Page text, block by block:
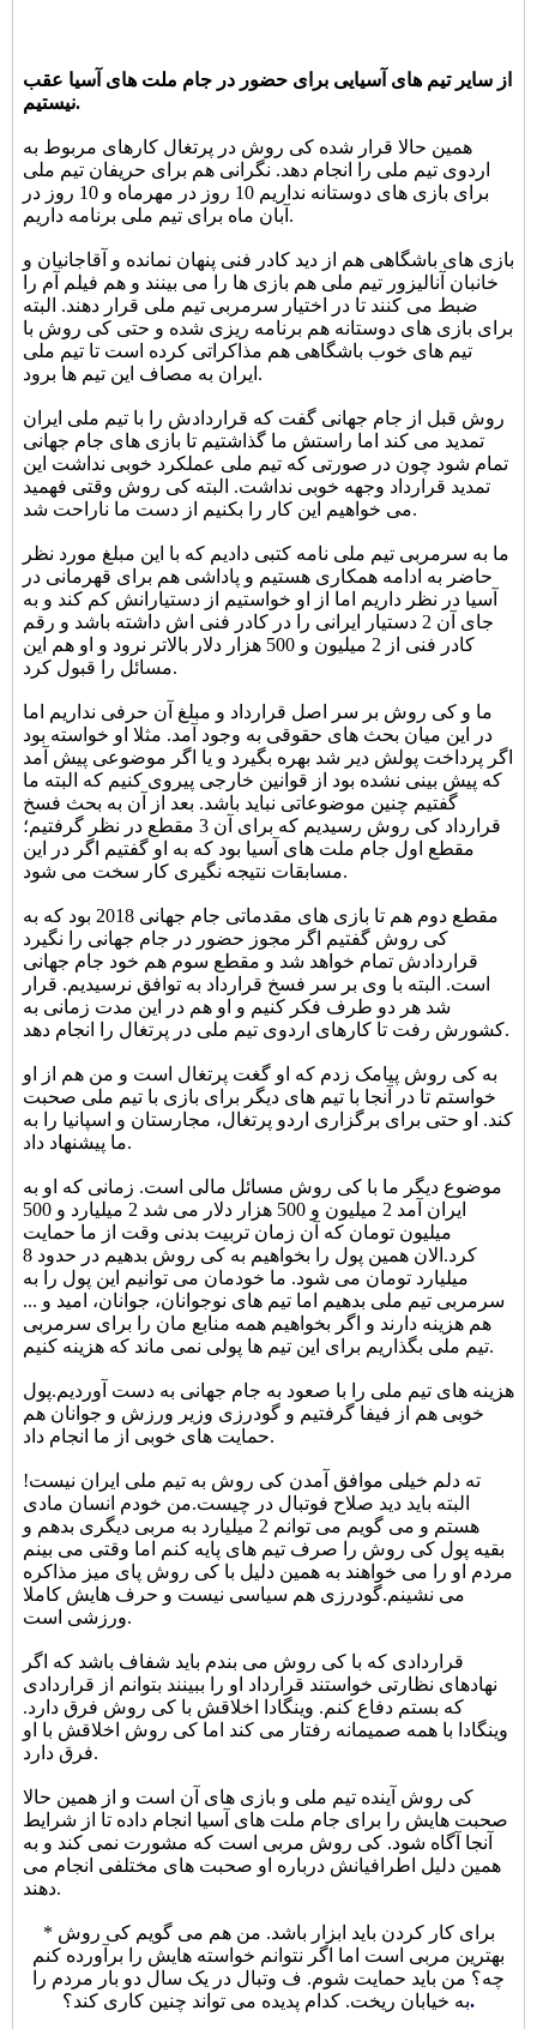
از سایر تیم های آسیایی برای حضور در جام ملت های آسیا عقب
نیستیم.
همین حالا قرار شده کی روش در پرتغال کارهای مربوط به
اردوی تیم ملی را انجام دهد. نگرانی هم برای حریفان تیم ملی
برای بازی های دوستانه نداریم 10 روز در مهرماه و 10 روز در
آبان ماه برای تیم ملی برنامه داریم.
بازی های باشگاهی هم از دید کادر فنی پنهان نمانده و آقاجانیان و
خانبان آنالیزور تیم ملی هم بازی ها را می بینند و هم فیلم آم را
ضبط می کنند تا در اختیار سرمربی تیم ملی قرار دهند. البته
برای بازی های دوستانه هم برنامه ریزی شده و حتی کی روش با
تیم های خوب باشگاهی هم مذاکراتی کرده است تا تیم ملی
ایران به مصاف این تیم ها برود.
روش قبل از جام جهانی گفت که قراردادش را با تیم ملی ایران
تمدید می کند اما راستش ما گذاشتیم تا بازی های جام جهانی
تمام شود چون در صورتی که تیم ملی عملکرد خوبی نداشت این
تمدید قرارداد وجهه خوبی نداشت. البته کی روش وقتی فهمید
می خواهیم این کار را بکنیم از دست ما ناراحت شد.
ما به سرمربی تیم ملی نامه کتبی دادیم که با این مبلغ مورد نظر
حاضر به ادامه همکاری هستیم و پاداشی هم برای قهرمانی در
آسیا در نظر داریم اما از او خواستیم از دستیارانش کم کند و به
جای آن 2 دستیار ایرانی را در کادر فنی اش داشته باشد و رقم
کادر فنی از 2 میلیون و 500 هزار دلار بالاتر نرود و او هم این
مسائل را قبول کرد.
ما و کی روش بر سر اصل قرارداد و مبلغ آن حرفی نداریم اما
در این میان بحث های حقوقی به وجود آمد. مثلا او خواسته بود
اگر پرداخت پولش دیر شد بهره بگیرد و یا اگر موضوعی پیش آمد
که پیش بینی نشده بود از قوانین خارجی پیروی کنیم که البته ما
گفتیم چنین موضوعاتی نباید باشد. بعد از آن به بحث فسخ
قرارداد کی روش رسیدیم که برای آن 3 مقطع در نظر گرفتیم؛
مقطع اول جام ملت های آسیا بود که به او گفتیم اگر در این
مسابقات نتیجه نگیری کار سخت می شود.
مقطع دوم هم تا بازی های مقدماتی جام جهانی 2018 بود که به
کی روش گفتیم اگر مجوز حضور در جام جهانی را نگیرد
قراردادش تمام خواهد شد و مقطع سوم هم خود جام جهانی
است. البته با وی بر سر فسخ قرارداد به توافق نرسیدیم. قرار
شد هر دو طرف فکر کنیم و او هم در این مدت زمانی به
کشورش رفت تا کارهای اردوی تیم ملی در پرتغال را انجام دهد.
به کی روش پیامک زدم که او گغت پرتغال است و من هم از او
خواستم تا در آنجا با تیم های دیگر برای بازی با تیم ملی صحبت
کند. او حتی برای برگزاری اردو پرتغال، مجارستان و اسپانیا را به
ما پیشنهاد داد.
موضوع دیگر ما با کی روش مسائل مالی است. زمانی که او به
ایران آمد 2 میلیون و 500 هزار دلار می شد 2 میلیارد و 500
میلیون تومان که آن زمان تربیت بدنی وقت از ما حمایت
کرد.الان همین پول را بخواهیم به کی روش بدهیم در حدود 8
میلیارد تومان می شود. ما خودمان می توانیم این پول را به
سرمربی تیم ملی بدهیم اما تیم های نوجوانان، جوانان، امید و ...
هم هزینه دارند و اگر بخواهیم همه منابع مان را برای سرمربی
تیم ملی بگذاریم برای این تیم ها پولی نمی ماند که هزینه کنیم.
هزینه های تیم ملی را با صعود به جام جهانی به دست آوردیم.پول
خوبی هم از فیفا گرفتیم و گودرزی وزیر ورزش و جوانان هم
حمایت های خوبی از ما انجام داد.
ته دلم خیلی موافق آمدن کی روش به تیم ملی ایران نیست!
البته باید دید صلاح فوتبال در چیست.من خودم انسان مادی
هستم و می گویم می توانم 2 میلیارد به مربی دیگری بدهم و
بقیه پول کی روش را صرف تیم های پایه کنم اما وقتی می بینم
مردم او را می خواهند به همین دلیل با کی روش پای میز مذاکره
می نشینم.گودرزی هم سیاسی نیست و حرف هایش کاملا
ورزشی است.
قراردادی که با کی روش می بندم باید شفاف باشد که اگر
نهادهای نظارتی خواستند قرارداد او را ببینند بتوانم از قراردادی
که بستم دفاع کنم. وینگادا اخلاقش با کی روش فرق دارد.
وینگادا با همه صمیمانه رفتار می کند اما کی روش اخلاقش با او
فرق دارد.
کی روش آینده تیم ملی و بازی های آن است و از همین حالا
صحبت هایش را برای جام ملت های آسیا انجام داده تا از شرایط
آنجا آگاه شود. کی روش مربی است که مشورت نمی کند و به
همین دلیل اطرافیانش درباره او صحبت های مختلفی انجام می
دهند.
* برای کار کردن باید ابزار باشد. من هم می گویم کی روش
بهترین مربی است اما اگر نتوانم خواسته هایش را برآورده کنم
چه؟ من باید حمایت شوم. ف وتبال در یک سال دو بار مردم را
به خیابان ریخت. کدام پدیده می تواند چنین کاری کند؟.